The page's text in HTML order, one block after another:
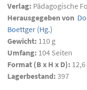
Verlag: Pädagogische
Herausgegeben von
Boettger (Hg.)
Gewicht: 110 g
Umfang: 104 Seiten
Format (B x H x D):
Lagerbestand: 397